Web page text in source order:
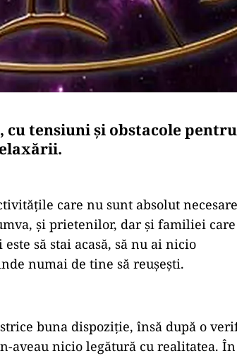
cu tensiuni și obstacole
care nu sunt absolut
și prietenilor, dar și familiei care
să stai acasă, să nu ai nicio
numai de tine să reușești.
buna dispoziție, însă după o
aveau nicio legătură cu realitatea. În